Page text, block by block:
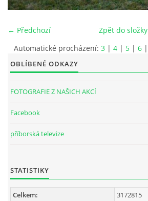
← Předchozí
Zpět do složky
Automatické procházení: 3 | 4 | 5 | 6 |
OBLÍBENÉ ODKAZY
FOTOGRAFIE Z NAŠICH AKCÍ
Facebook
příborská televize
STATISTIKY
Celkem: 3172815